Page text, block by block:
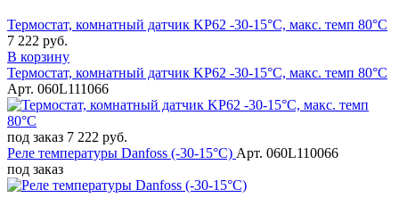
Термостат, комнатный датчик KP62 -30-15°C, макс. темп 80°C
7 222 руб.
В корзину
Термостат, комнатный датчик KP62 -30-15°C, макс. темп 80°C
Арт. 060L111066
под заказ 7 222 руб.
Реле температуры Danfoss (-30-15°C) Арт. 060L110066
под заказ